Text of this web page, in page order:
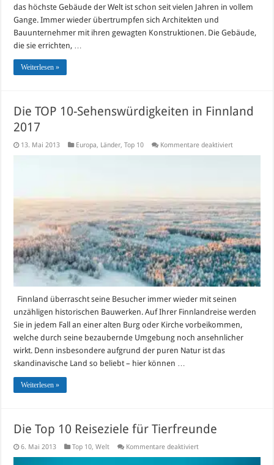
das höchste Gebäude der Welt ist schon seit vielen Jahren in vollem
Gange. Immer wieder übertrumpfen sich Architekten und
Bauunternehmer mit ihren gewagten Konstruktionen. Die Gebäude,
die sie errichten, …
Weiterlesen »
Die TOP 10-Sehenswürdigkeiten in Finnland
2017
13. Mai 2013 Europa, Länder,Top 10 Kommentare deaktiviertfür
Finnland überrascht seine Besucher immer wieder mit seinen
unzähligen historischen Bauwerken. Auf Ihrer Finnlandreise werden
Sie in jedem Fall an einer alten Burg oder Kirche vorbeikommen,
welche durch seine bezaubernde Umgebung noch ansehnlicher
wirkt. Denn insbesondere aufgrund der puren Natur ist das
skandinavische Land so beliebt – hier können …
Weiterlesen »
Die Top 10 Reiseziele für Tierfreunde
6. Mai 2013 Top 10,Welt Kommentare deaktiviertfür